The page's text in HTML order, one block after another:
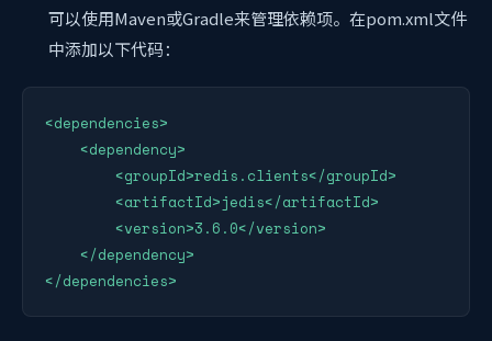
可以使用Maven或Gradle来管理依赖项。在pom.xml文件
中添加以下代码：
<dependencies>
    <dependency>
        <groupId>redis.clients</groupId>
        <artifactId>jedis</artifactId>
        <version>3.6.0</version>
    </dependency>
</dependencies>